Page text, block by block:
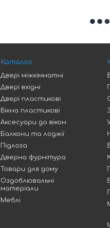
Каталог
Двері міжкімнатні
Двері вхідні
Двері пластикові
Вікна пластикові
Аксесуари до вікон
Балкони та лоджії
Підлога
Дверна фурнітура
Товари для дому
Оздоблювальні
матеріали
Меблі